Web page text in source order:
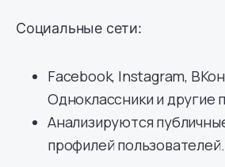
Социальные сети:
Facebook, Instagram,
Одноклассники и другие
Анализируются
профилей пользователей.